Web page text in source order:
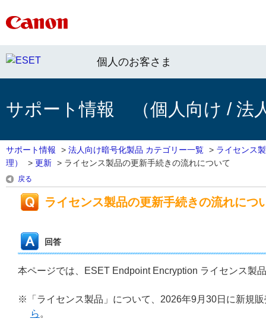
個人のお客さま
サポート情報 （個人向け / 法
サポート情報 > 法人向け暗号化製品 カテゴリー一覧 > ライセンス
理）
> 更新 > ライセンス製品の更新手続きの流れについて
戻る
ライセンス製品の更新手続きの流れにつ
回答
本ページでは、ESET Endpoint Encryption ライセンス製
※「ライセンス製品」について、2026年9月30日に新規
ら 。